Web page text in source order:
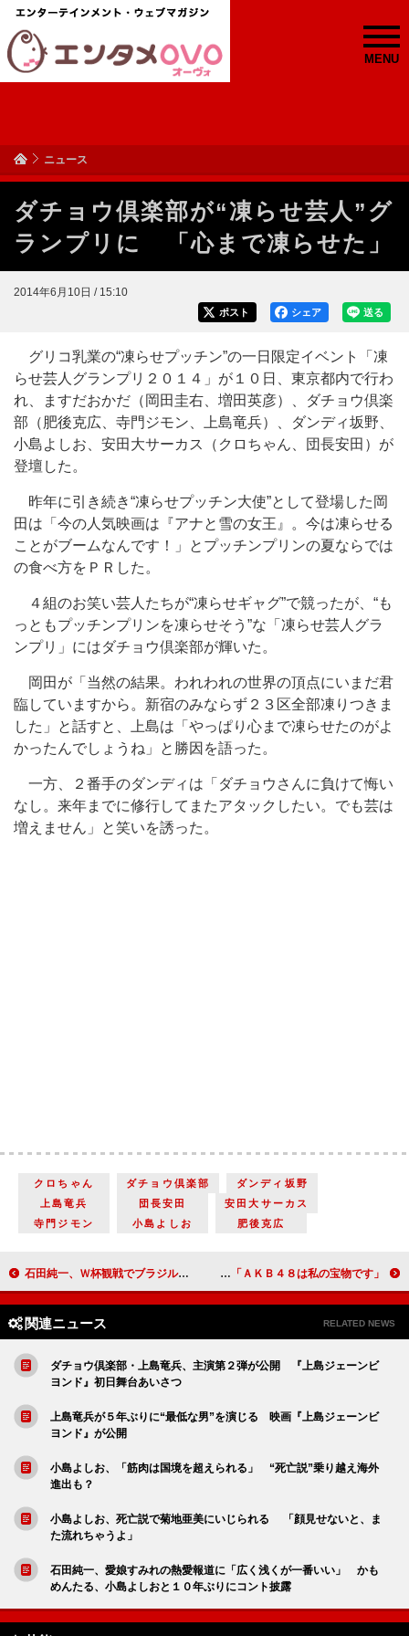
MENU
ニュース
ダチョウ倶楽部が“凍らせ芸人”グ
ランプリに 「心まで凍らせた」
2014年6月10日 / 15:10
送る
シェア
ポスト
グリコ乳業の“凍らせプッチン”の一日限定イベント「凍
らせ芸人グランプリ２０１４」が１０日、東京都内で行わ
れ、ますだおかだ（岡田圭右、増田英彦）、ダチョウ倶楽
部（肥後克広、寺門ジモン、上島竜兵）、ダンディ坂野、
小島よしお、安田大サーカス（クロちゃん、団長安田）が
登壇した。
昨年に引き続き“凍らせプッチン大使”として登場した岡
田は「今の人気映画は『アナと雪の女王』。今は凍らせる
ことがブームなんです！」とプッチンプリンの夏ならでは
の食べ方をＰＲした。
４組のお笑い芸人たちが“凍らせギャグ”で競ったが、“も
っともプッチンプリンを凍らせそう”な「凍らせ芸人グラ
ンプリ」にはダチョウ倶楽部が輝いた。
岡田が「当然の結果。われわれの世界の頂点にいまだ君
臨していますから。新宿のみならず２３区全部凍りつきま
した」と話すと、上島は「やっぱり心まで凍らせたのがよ
かったんでしょうね」と勝因を語った。
一方、２番手のダンディは「ダチョウさんに負けて悔い
なし。来年までに修行してまたアタックしたい。でも芸は
増えません」と笑いを誘った。
クロちゃん ダチョウ倶楽部
ダンディ坂野
上島竜兵
団長安田
安田大サーカス
寺門ジモン
小島よしお 肥後克広
石田純一、Ｗ杯観戦でブラジルへ「ベスト８見たい」 “体内年齢”は妻・東尾理子より若い３９歳 大島優子、ラストは「ヘビーローテーション」 「ＡＫＢ４８は私の宝物です」
関連ニュース RELATED NEWS
ダチョウ倶楽部・上島竜兵、主演第２弾が公開 『上島ジェーンビ
ヨンド』初日舞台あいさつ
上島竜兵が５年ぶりに“最低な男”を演じる 映画『上島ジェーンビ
ヨンド』が公開
小島よしお、「筋肉は国境を超えられる」 “死亡説”乗り越え海外
進出も？
小島よしお、死亡説で菊地亜美にいじられる 「顔見せないと、ま
た流れちゃうよ」
石田純一、愛娘すみれの熱愛報道に「広く浅くが一番いい」 かも
めんたる、小島よしおと１０年ぶりにコント披露